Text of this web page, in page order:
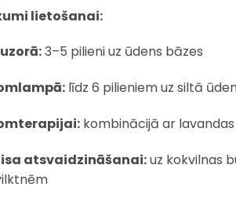
lietošanai:
3–5 pilieni uz ūdens bāzes
līdz 6 pilieniem uz siltā
kombinācijā ar lavandas
atsvaidzināšanai:uz kokvilnas